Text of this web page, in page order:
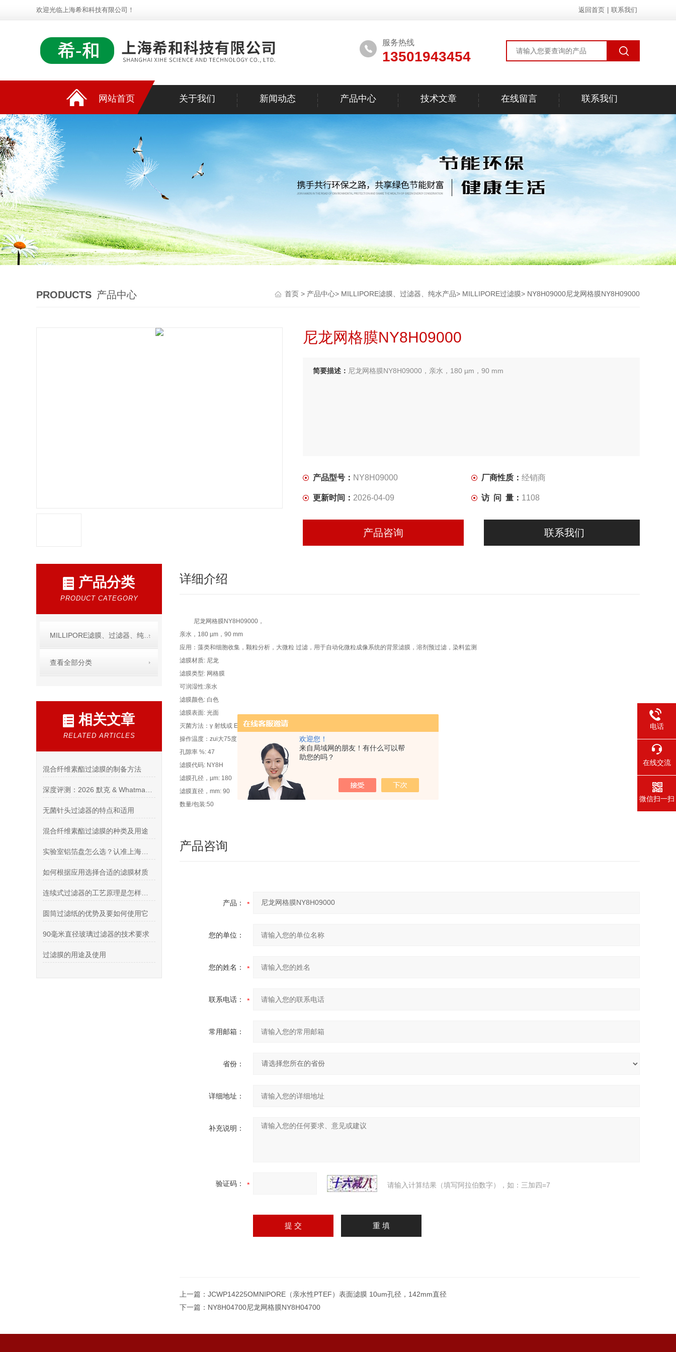
欢迎您！
来自局域网的朋友！有什么可以帮
助您的吗？
欢迎光临上海希和科技有限公司！ 返回首页 联系我们
服务热线
13501943454
网站首页 关于我们 新闻动态 产品中心 技术文章 在线留言 联系我们
PRODUCTS 产品中心 首页 > 产品中心> MILLIPORE滤膜、过滤器、纯水产品> MILLIPORE过滤膜> NY8H09000尼龙网格膜NY8H09000
尼龙网格膜NY8H09000
简要描述： 尼龙网格膜NY8H09000，亲水，180 µm，90 mm
产品型号： NY8H09000 厂商性质： 经销商
更新时间： 2026-04-09 访 问 量： 1108
产品咨询 联系我们
产品分类
PRODUCT CATEGORY
MILLIPORE滤膜、过滤器、纯水产品
查看全部分类
相关文章
RELATED ARTICLES
混合纤维素酯过滤膜的制备方法
无菌针头过滤器的特点和适用
混合纤维素酯过滤膜的种类及用途
如何根据应用选择合适的滤膜材质
圆筒过滤纸的优势及要如何使用它
90毫米直径玻璃过滤器的技术要求
过滤膜的用途及使用
详细介绍
尼龙网格膜NY8H09000，
亲水，180 µm，90 mm
应用：藻类和细胞收集，颗粒分析，大微粒 过滤，用于自动化微粒成像系统的背景滤膜，溶剂预过滤，染料监测
滤膜材质: 尼龙
滤膜类型: 网格膜
可润湿性:亲水
滤膜颜色: 白色
滤膜表面: 光面
灭菌方法：γ 射线或 EO 相容
操作温度：zui大75度
孔隙率 %: 47
滤膜代码: NY8H
滤膜孔径，µm: 180
滤膜直径，mm: 90
数量/包装:50
产品咨询
产品：
您的单位：
您的姓名：
联系电话：
常用邮箱：
省份：
详细地址：
补充说明：
验证码： 请输入计算结果（填写阿拉伯数字），如：三加四=7
上一篇： JCWP14225OMNIPORE（亲水性PTEF）表面滤膜 10um孔径，142mm直径
下一篇： NY8H04700尼龙网格膜NY8H04700
电话
在线交流
微信扫一扫